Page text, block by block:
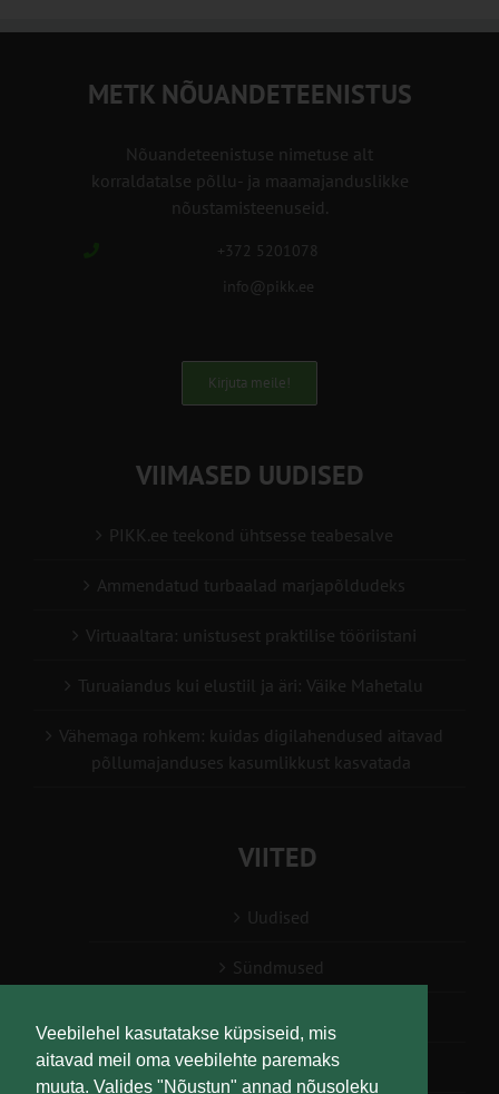
Veebilehel kasutatakse küpsiseid, mis
aitavad meil oma veebilehte paremaks
muuta. Valides "Nõustun" annad nõusoleku
METK NÕUANDETEENISTUS
Nõuandeteenistuse nimetuse alt
korraldatalse põllu- ja maamajanduslikke
nõustamisteenuseid.
+372 5201078
info@pikk.ee
Kirjuta meile!
VIIMASED UUDISED
PIKK.ee teekond ühtsesse teabesalve
Ammendatud turbaalad marjapõldudeks
Virtuaaltara: unistusest praktilise tööriistani
Turuaiandus kui elustiil ja äri: Väike Mahetalu
Vähemaga rohkem: kuidas digilahendused aitavad
põllumajanduses kasumlikkust kasvatada
VIITED
Uudised
Sündmused
Teabesalv